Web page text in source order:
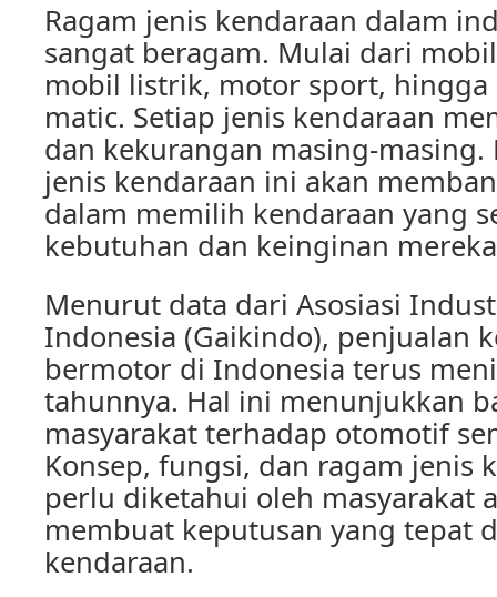
Ragam jenis kendaraan dalam
sangat beragam. Mulai dari
mobil listrik, motor sport, hingga
matic. Setiap jenis kendaraan
dan kekurangan masing-
jenis kendaraan ini akan
dalam memilih kendaraan yang
kebutuhan dan keinginan
Menurut data dari Asosiasi
Indonesia (Gaikindo), penjualan
bermotor di Indonesia terus
tahunnya. Hal ini menunjukkan
masyarakat terhadap otomotif
Konsep, fungsi, dan ragam jenis
perlu diketahui oleh masyarakat
membuat keputusan yang tepat
kendaraan.